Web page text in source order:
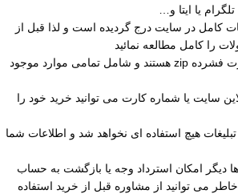
یا ایتا و…
کامل در سایت درج گردیده است و لذا قبل از
را کامل مطالعه نمائید
فایل های دانلود شده بصورت فشرده zip هستند و شامل تمامی موارد موجود
سایت یا شماره کارت می توانید خرید خود را
هیچ استفاده ای نخواهد شد و اطلاعات شما
دیگر امکان استرداد وجه یا بازگشت به حساب
می توانید از مشاوره قبل از خرید استفاده